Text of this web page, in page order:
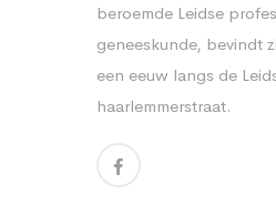
beroemde Leidse
geneeskunde, bevindt
een eeuw langs de
haarlemmerstraat.